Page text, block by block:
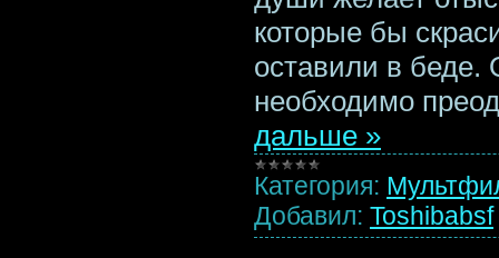
которые бы
оставили в беде.
необходимо
дальше »
Категория:
Добавил: Toshibabsf